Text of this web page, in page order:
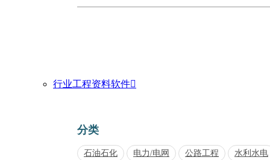
行业工程资料软件
分类
石油石化 电力/电网 公路工程
水利水电